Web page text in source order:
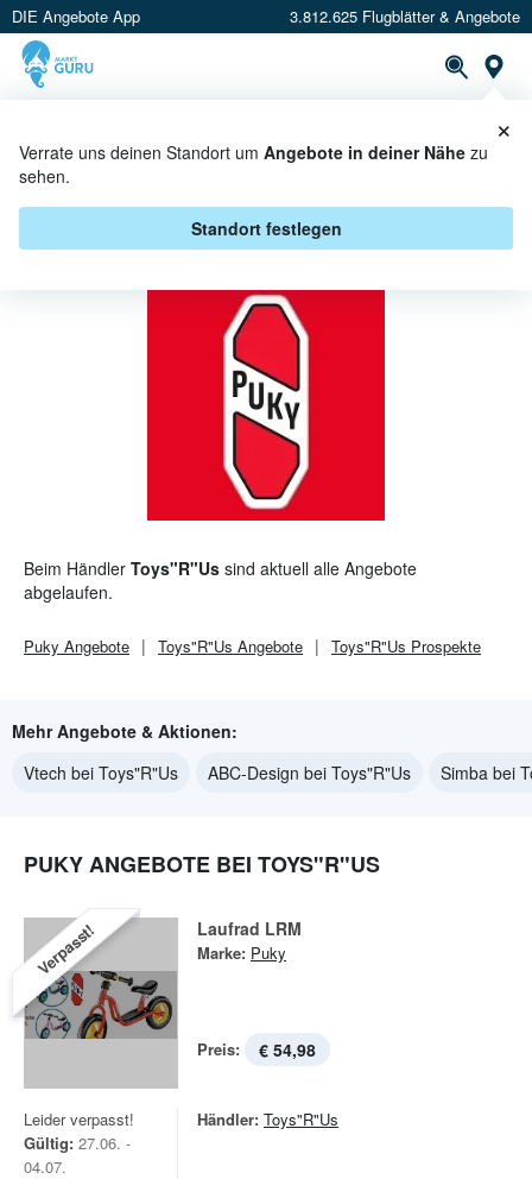
DIE Angebote App 3.812.625 Flugblätter & Angebote
Verrate uns deinen Standort um Angebote in deiner Nähe zu
sehen.
Standort festlegen
×
PUKY BEI TOYS"R"US -
ANGEBOTE & AKTIONEN
Beim Händler Toys"R"Us sind aktuell alle Angebote
abgelaufen.
Puky Angebote Toys"R"Us Angebote Toys"R"Us Prospekte
Mehr Angebote & Aktionen:
Vtech bei Toys"R"Us
ABC-Design bei Toys"R"Us Simba bei
PUKY ANGEBOTE BEI TOYS"R"US
Verpasst! Laufrad LRM
Marke: Puky
Preis: € 54,98
Leider verpasst!
Gültig: 27.06. -
04.07.
Händler: Toys"R"Us